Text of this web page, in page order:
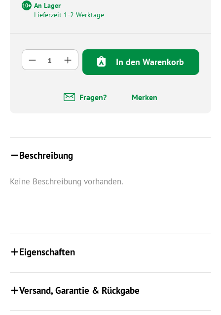
10+ An Lager
Lieferzeit 1-2 Werktage
Produkt Anzahl: Gib den gewünschten
In den Warenkorb
Fragen? Merken
Beschreibung
Keine Beschreibung vorhanden.
Eigenschaften
Versand, Garantie & Rückgabe